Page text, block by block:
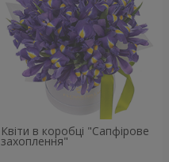
Квіти в коробці "Сапфірове
захоплення"